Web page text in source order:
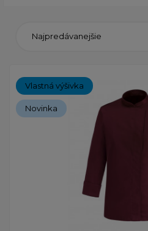
Najpredávanejšie
Vlastná výšivka
Novinka